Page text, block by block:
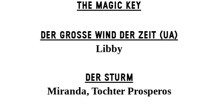
THE MAGIC KEY
DER GROSSE WIND DER ZEIT (UA)
Libby
DER STURM
Miranda, Tochter Prosperos